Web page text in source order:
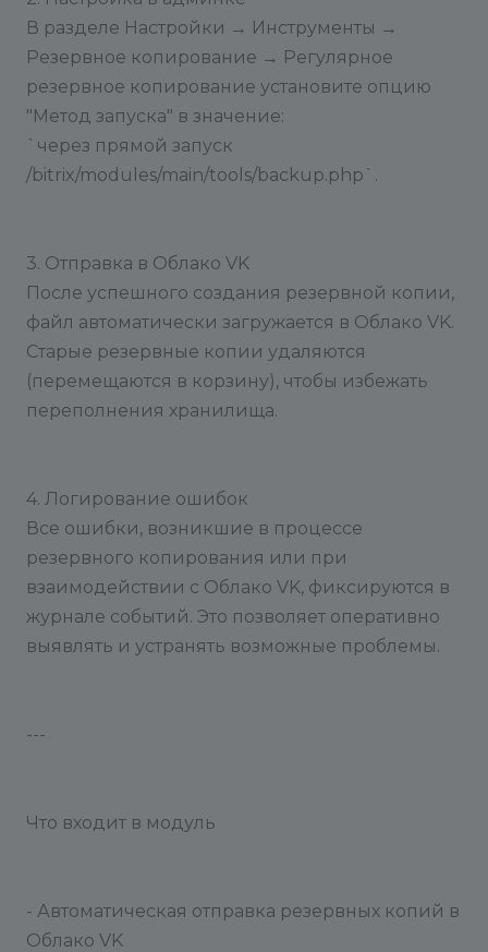
В разделе Настройки → Инструменты →
Резервное копирование → Регулярное
резервное копирование установите опцию
"Метод запуска" в значение:
`через прямой запуск
/bitrix/modules/main/tools/backup.php`.
3. Отправка в Облако VK
После успешного создания резервной копии,
файл автоматически загружается в Облако VK.
Старые резервные копии удаляются
(перемещаются в корзину), чтобы избежать
переполнения хранилища.
4. Логирование ошибок
Все ошибки, возникшие в процессе
резервного копирования или при
взаимодействии с Облако VK, фиксируются в
журнале событий. Это позволяет оперативно
выявлять и устранять возможные проблемы.
---
Что входит в модуль
- Автоматическая отправка резервных копий в
Облако VK